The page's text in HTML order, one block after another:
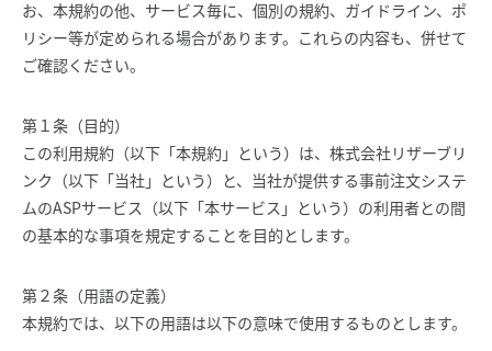
お、本規約の他、サービス毎に、個別の規約、ガイドライン、ポ
リシー等が定められる場合があります。これらの内容も、併せて
ご確認ください。
第１条（目的）
この利用規約（以下「本規約」という）は、株式会社リザーブリ
ンク（以下「当社」という）と、当社が提供する事前注文システ
ムのASPサービス（以下「本サービス」という）の利用者との間
の基本的な事項を規定することを目的とします。
第２条（用語の定義）
本規約では、以下の用語は以下の意味で使用するものとします。